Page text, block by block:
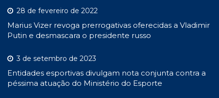
28 de fevereiro de 2022
Marius Vizer revoga prerrogativas oferecidas a Vladimir
Putin e desmascara o presidente russo
3 de setembro de 2023
Entidades esportivas divulgam nota conjunta contra a
péssima atuação do Ministério do Esporte